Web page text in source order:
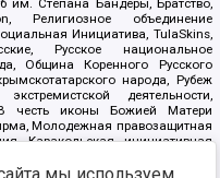
Религиозное объединение
Инициатива, TulaSkins,
Русское национальное
Община Коренного Русского
народа, Рубеж
деятельности,
честь иконы Божией Матери
Молодежная правозащитная
Каракольская инициативная
Русская республика Русь,